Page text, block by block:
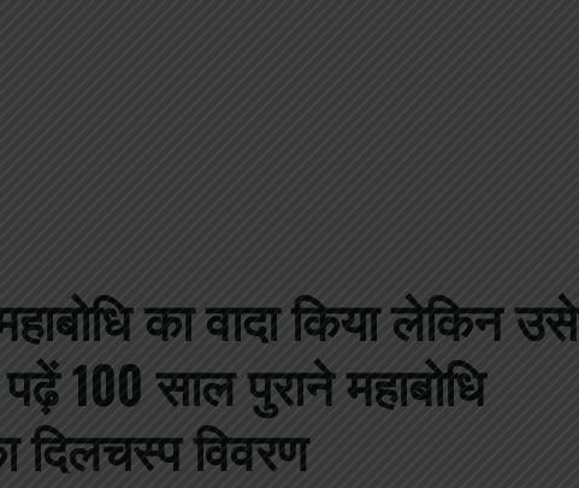
का वादा किया लेकिन उसे
100 साल पुराने महाबोधि
दिलचस्प विवरण